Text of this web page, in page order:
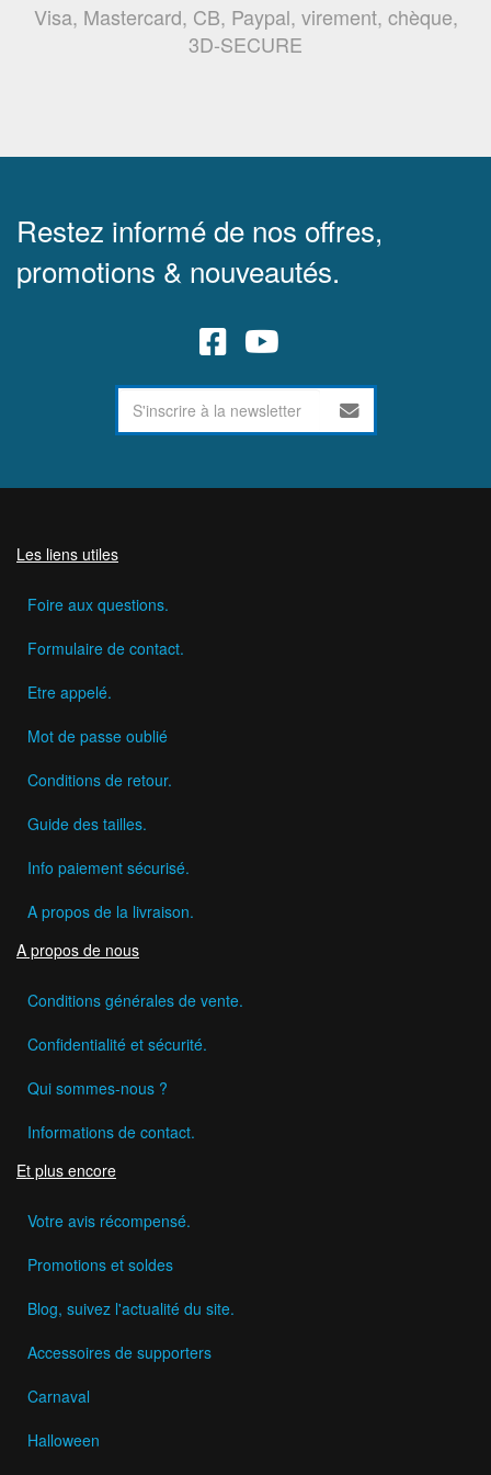
Visa, Mastercard, CB, Paypal, virement, chèque,
3D-SECURE
Restez informé de nos offres,
promotions & nouveautés.
Les liens utiles
Foire aux questions.
Formulaire de contact.
Etre appelé.
Mot de passe oublié
Conditions de retour.
Guide des tailles.
Info paiement sécurisé.
A propos de la livraison.
A propos de nous
Conditions générales de vente.
Confidentialité et sécurité.
Qui sommes-nous ?
Informations de contact.
Et plus encore
Votre avis récompensé.
Promotions et soldes
Blog, suivez l'actualité du site.
Accessoires de supporters
Carnaval
Halloween